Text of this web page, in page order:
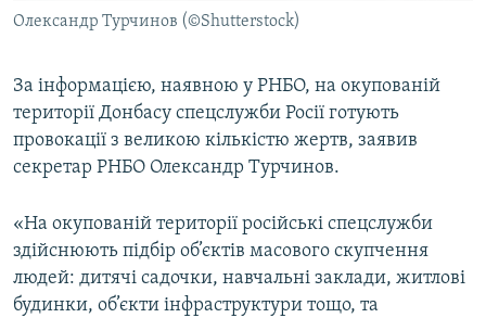
ІНФОГРАФІКА
ДОЛУЧАЙСЯ!
Усі сайти RFE/RL
Олександр Турчинов (©Shutterstock)
За інформацією, наявною у РНБО, на окупованій
території Донбасу спецслужби Росії готують
провокації з великою кількістю жертв, заявив
секретар РНБО Олександр Турчинов.
«На окупованій території російські спецслужби
здійснюють підбір об’єктів масового скупчення
людей: дитячі садочки, навчальні заклади, житлові
будинки, об’єкти інфраструктури тощо, та